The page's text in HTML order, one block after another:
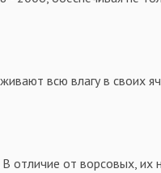
всю влагу в своих
отличие от ворсовых, их